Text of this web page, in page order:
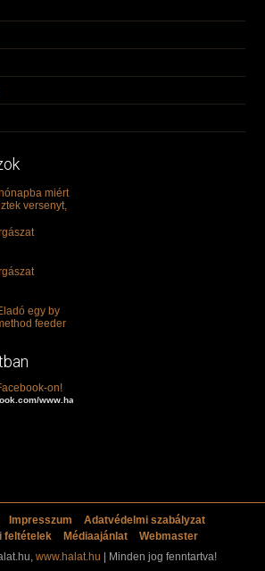
miért
versenyt,
egy by
feeder
on!
www.halat.hu
Impresszum
Adatvédelmi szabályzat
feltételek
Médiaajánlat
Webmaster
www.halat.hu | Minden jog fenntartva!